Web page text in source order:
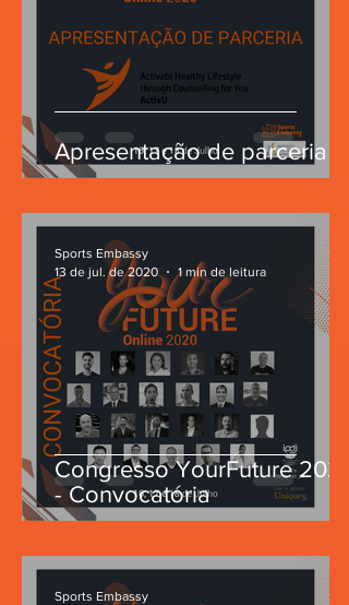
Apresentação de parceria
Congresso YourFuture 2020
- Convocatória
Sports Embassy
13 de jul. de 2020
1 min de leitura
Sports Embassy